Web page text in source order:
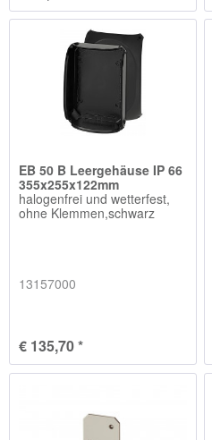
EB 50 B Leergehäuse IP 66
355x255x122mm
halogenfrei und wetterfest,
ohne Klemmen,schwarz
13157000
€ 135,70 *